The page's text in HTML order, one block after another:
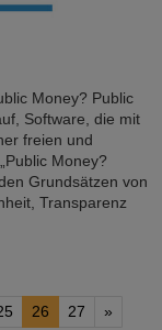
Money? Public
Software, die mit
freien und
Money?
Grundsätzen von
Transparenz
26 27 »